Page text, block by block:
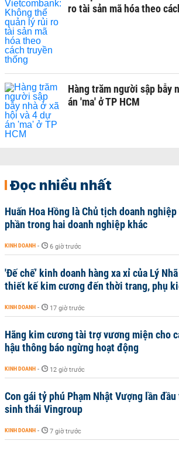
ro tài sản mã hóa theo
Hàng trăm người sập bẫy
án 'ma' ở TP HCM
Đọc nhiều nhất
Huấn Hoa Hồng là Chủ tịch doanh
phần trong hai doanh nghiệp khác
KINH DOANH - 6 giờ trước
'Đế chế’ kinh doanh hàng xa xỉ của Lý
thiết kế kim cương đến thời trang, phụ
KINH DOANH - 17 giờ trước
Hãng kim cương tài trợ vương miện cho
hậu thông báo ngừng hoạt động
KINH DOANH - 12 giờ trước
Con gái tỷ phú Phạm Nhật Vượng lần
sinh thái Vingroup
KINH DOANH - 7 giờ trước